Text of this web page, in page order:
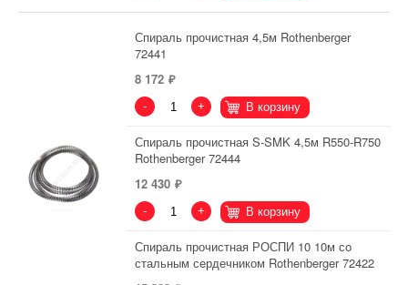
Спираль прочистная 4,5м Rothenberger
72441
8 172
- + В корзину
Спираль прочистная S-SMK 4,5м R550-R750
Rothenberger 72444
12 430
- + В корзину
Спираль прочистная РОСПИ 10 10м со
стальным сердечником Rothenberger 72422